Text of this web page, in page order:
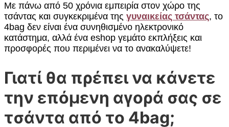
Με πάνω από 50 χρόνια εμπειρία στον χώρο της
τσάντας και συγκεκριμένα της γυναικείας τσάντας, το
4bag δεν είναι ένα συνηθισμένο ηλεκτρονικό
κατάστημα, αλλά ένα eshop γεμάτο εκπλήξεις και
προσφορές που περιμένει να το ανακαλύψετε!
Γιατί θα πρέπει να κάνετε
την επόμενη αγορά σας σε
τσάντα από το 4bag;